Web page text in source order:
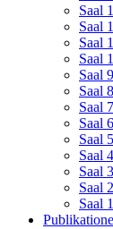
Saal
Saal
Saal
Saal
Saal
Saal
Saal
Saal
Saal
Saal
Saal
Saal
Saal